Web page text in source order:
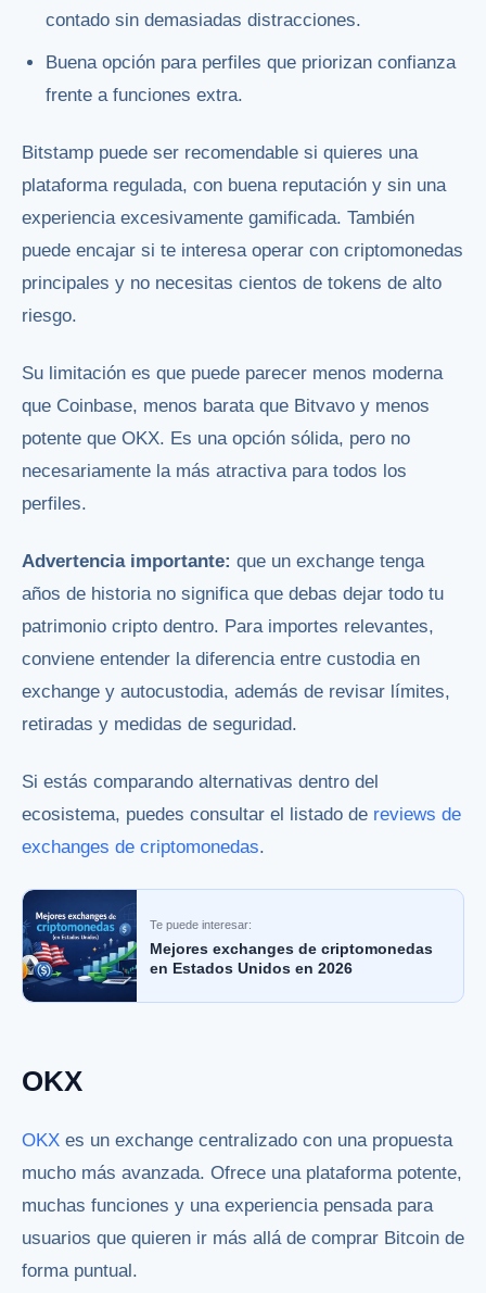
contado sin demasiadas distracciones.
Buena opción para perfiles que priorizan confianza
frente a funciones extra.
Bitstamp puede ser recomendable si quieres una
plataforma regulada, con buena reputación y sin una
experiencia excesivamente gamificada. También
puede encajar si te interesa operar con criptomonedas
principales y no necesitas cientos de tokens de alto
riesgo.
Su limitación es que puede parecer menos moderna
que Coinbase, menos barata que Bitvavo y menos
potente que OKX. Es una opción sólida, pero no
necesariamente la más atractiva para todos los
perfiles.
Advertencia importante: que un exchange tenga
años de historia no significa que debas dejar todo tu
patrimonio cripto dentro. Para importes relevantes,
conviene entender la diferencia entre custodia en
exchange y autocustodia, además de revisar límites,
retiradas y medidas de seguridad.
Si estás comparando alternativas dentro del
ecosistema, puedes consultar el listado de reviews de
exchanges de criptomonedas.
Te puede interesar:
Mejores exchanges de criptomonedas
en Estados Unidos en 2026
OKX
OKX es un exchange centralizado con una propuesta
mucho más avanzada. Ofrece una plataforma potente,
muchas funciones y una experiencia pensada para
usuarios que quieren ir más allá de comprar Bitcoin de
forma puntual.